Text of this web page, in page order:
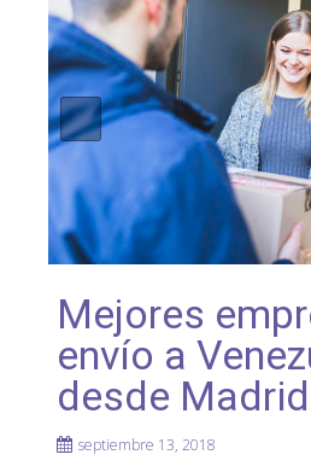
Mejores
envío a
desde Madrid
septiembre 13, 2018